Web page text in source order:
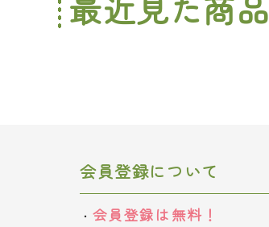
会員登録について
会員登録は無料！